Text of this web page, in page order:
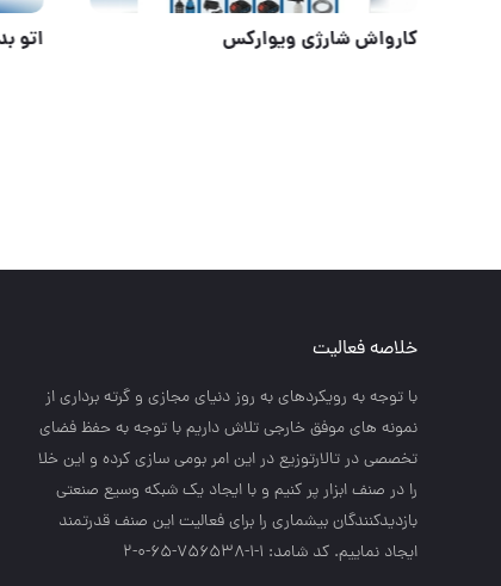
فیلتر بازکن تسمه فلزی
خلاصه فعالیت
با توجه به رويكردهاي به روز دنياي مجازي و گرته برداري از
نمونه هاي موفق خارجي تلاش داريم با توجه به حفظ فضاي
تخصصي در تالارتوزيع در اين امر بومي سازي كرده و اين خلا
را در صنف ابزار پر كنيم و با ايجاد يك شبكه وسيع صنعتي
بازديدكنندگان بيشماري را براي فعاليت اين صنف قدرتمند
ايجاد نماييم. کد شامد: 1-1-756538-65-0-2